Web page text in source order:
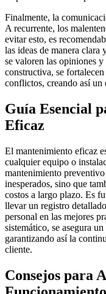
Finalmente, la
A recurrente, los
evitar esto, es
las ideas de manera
se valoren las opiniones
constructiva, se
conflictos, creando así un
Guía Esencial
Eficaz
El mantenimiento eficaz
cualquier equipo o
mantenimiento
inesperados, sino que
costos a largo plazo. Es
llevar un registro
personal en las mejores
sistemático, se asegura
garantizando así la
cliente.
Consejos para